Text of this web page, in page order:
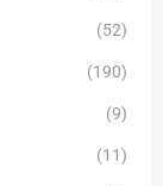
(52)
(190)
(9)
(11)